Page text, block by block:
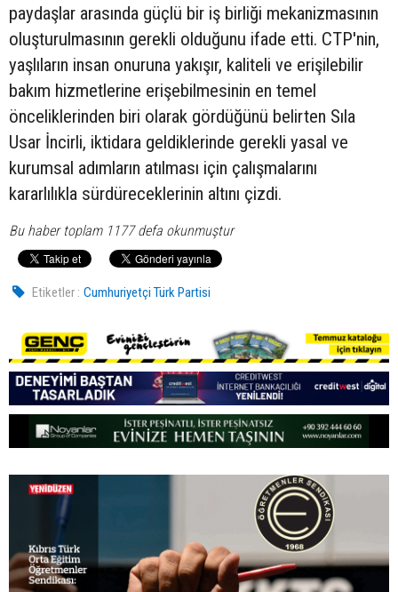
paydaşlar arasında güçlü bir iş birliği mekanizmasının
oluşturulmasının gerekli olduğunu ifade etti. CTP'nin,
yaşlıların insan onuruna yakışır, kaliteli ve erişilebilir
bakım hizmetlerine erişebilmesinin en temel
önceliklerinden biri olarak gördüğünü belirten Sıla
Usar İncirli, iktidara geldiklerinde gerekli yasal ve
kurumsal adımların atılması için çalışmalarını
kararlılıkla sürdüreceklerinin altını çizdi.
Bu haber toplam 1177 defa okunmuştur
Etiketler : Cumhuriyetçi Türk Partisi